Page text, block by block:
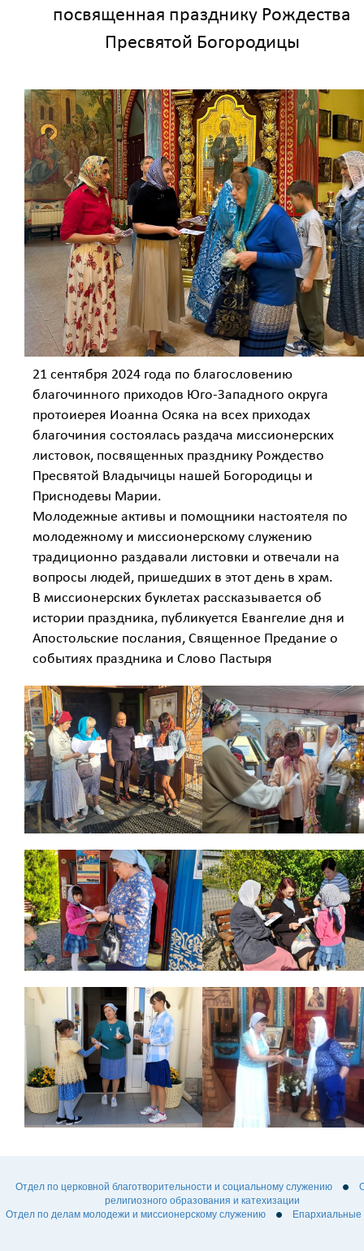
посвященная празднику Рождества
Пресвятой Богородицы
21 сентября 2024 года по благословению
благочинного приходов Юго-Западного округа
протоиерея Иоанна Осяка на всех приходах
благочиния состоялась раздача миссионерских
листовок, посвященных празднику Рождество
Пресвятой Владычицы нашей Богородицы и
Приснодевы Марии.
Молодежные активы и помощники настоятеля по
молодежному и миссионерскому служению
традиционно раздавали листовки и отвечали на
вопросы людей, пришедших в этот день в храм.
В миссионерских буклетах рассказывается об
истории праздника, публикуется Евангелие дня и
Апостольские послания, Священное Предание о
событиях праздника и Слово Пастыря
Отдел по церковной благотворительности и социальному служению
религиозного образования и катехизации
Отдел по делам молодежи и миссионерскому служению